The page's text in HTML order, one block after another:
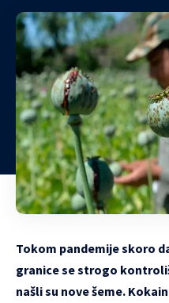
Tokom pandemije skoro
granice se strogo
našli su nove šeme.